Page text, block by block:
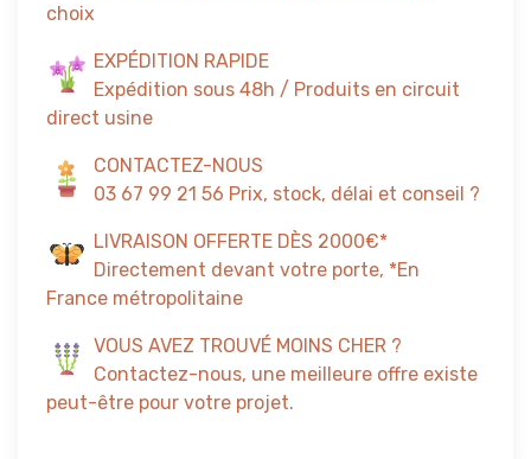
choix
EXPÉDITION RAPIDE
Expédition sous 48h / Produits en circuit
direct usine
CONTACTEZ-NOUS
03 67 99 21 56 Prix, stock, délai et conseil ?
LIVRAISON OFFERTE DÈS 2000€*
Directement devant votre porte, *En
France métropolitaine
VOUS AVEZ TROUVÉ MOINS CHER ?
Contactez-nous, une meilleure offre existe
peut-être pour votre projet.